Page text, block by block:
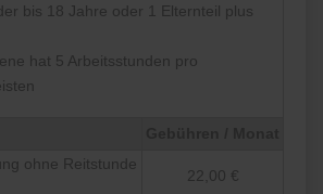
bis 18 Jahre oder 1 Elternteil plus
hat 5 Arbeitsstunden pro
ohne Reitstunde
22,00 €